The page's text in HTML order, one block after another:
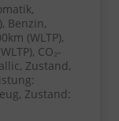
Benzin,
(WLTP),
CO₂-
Zustand,
Zustand: